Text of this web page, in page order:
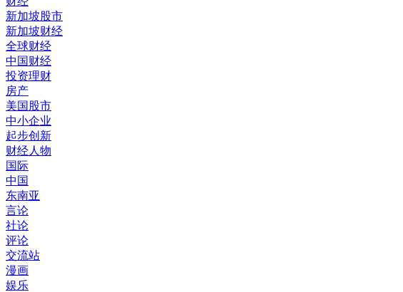
新加坡股市
新加坡财经
全球财经
中国财经
投资理财
房产
美国股市
中小企业
起步创新
财经人物
国际
中国
东南亚
言论
社论
评论
交流站
漫画
娱乐